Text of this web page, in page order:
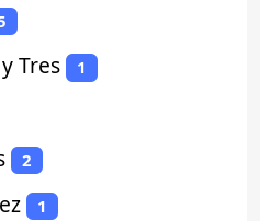
Tres 1
2
1